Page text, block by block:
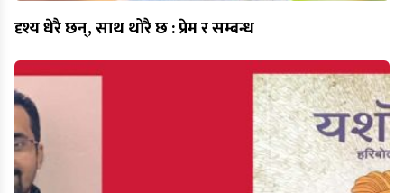
दृश्य धेरै छन्, साथ थोरै छ : प्रेम र सम्बन्ध